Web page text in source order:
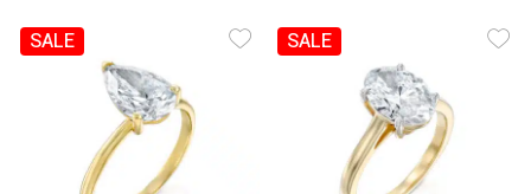
Add Wishlist
SALE
Add Wishlist
SALE